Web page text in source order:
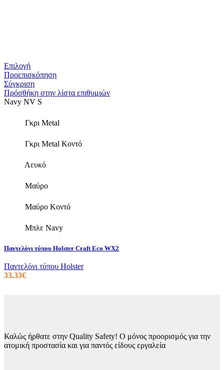
ΕπιλογήΑυτό
το
προϊόν
έχει
πολλαπλές
επιλογές
να
στη
του
προϊόντος
Προεπισκόπηση
Σύγκριση
Πρόσθήκη στην λίστα επιθυμιών
Navy NV S
Γκρι Metal
Γκρι Metal Κοντό
Λευκό
Μαύρο
Μαύρο Κοντό
Μπλε Navy
Παντελόνι τύπου Holster Craft Eco WX2
Παντελόνι τύπου Holster
33.33€
Καλώς ήρθατε στην Quality Safety! Ο μόνος προορισμός για την
ατομική προστασία και για παντός είδους εργαλεία